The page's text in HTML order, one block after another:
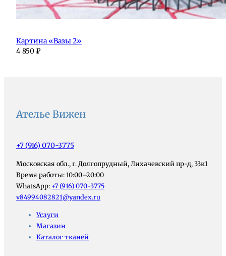
Картина «Вазы 2»
4 850 ₽
Ателье Вижен
+7 (916) 070-3775
Московская обл., г. Долгопрудный, Лихачевский пр-д, 33к1
Время работы: 10:00–20:00
WhatsApp: +7 (916) 070-3775
v84994082821@yandex.ru
Услуги
Магазин
Каталог тканей